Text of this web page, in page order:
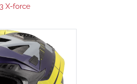
X-force